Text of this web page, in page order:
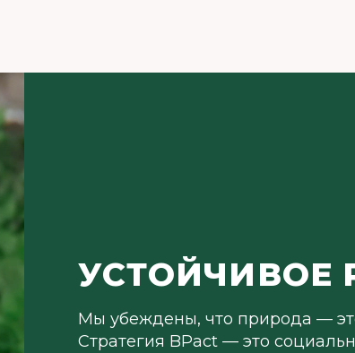
УСТОЙЧИВОЕ
Мы убеждены, что природа —
Стратегия BPact — это